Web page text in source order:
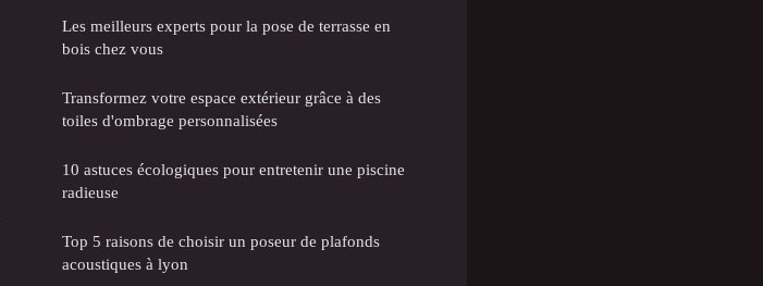
Les meilleurs experts pour la pose de terrasse en
bois chez vous
Transformez votre espace extérieur grâce à des
toiles d'ombrage personnalisées
10 astuces écologiques pour entretenir une piscine
radieuse
Top 5 raisons de choisir un poseur de plafonds
acoustiques à lyon